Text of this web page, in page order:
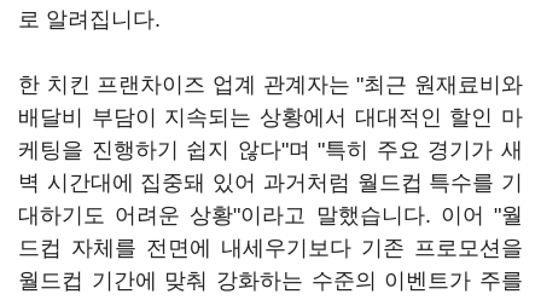
로 알려집니다.
한 치킨 프랜차이즈 업계 관계자는 "최근 원재료비와
배달비 부담이 지속되는 상황에서 대대적인 할인 마
케팅을 진행하기 쉽지 않다"며 "특히 주요 경기가 새
벽 시간대에 집중돼 있어 과거처럼 월드컵 특수를 기
대하기도 어려운 상황"이라고 말했습니다. 이어 "월
드컵 자체를 전면에 내세우기보다 기존 프로모션을
월드컵 기간에 맞춰 강화하는 수준의 이벤트가 주를